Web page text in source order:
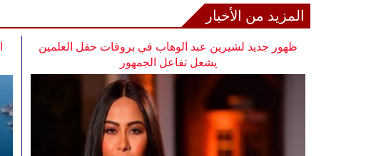
المزيد من الأخبار
ظهور جديد لشيرين عبد الوهاب في بروفات حفل العلمين
يشعل تفاعل الجمهور